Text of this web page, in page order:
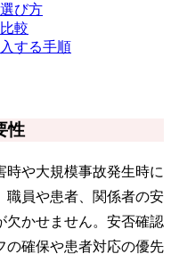
び方
較
する手順
性
時や大規模事故発生時に
職員や患者、関係者の安
欠かせません。安否確認
の確保や患者対応の優先